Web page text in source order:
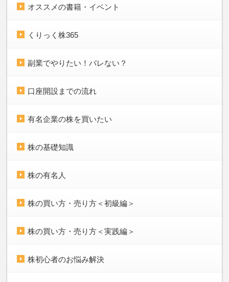
オススメの書籍・イベント
くりっく株365
副業でやりたい！バレない？
口座開設までの流れ
有名企業の株を買いたい
株の基礎知識
株の有名人
株の買い方・売り方＜初級編＞
株の買い方・売り方＜実践編＞
株初心者のお悩み解決